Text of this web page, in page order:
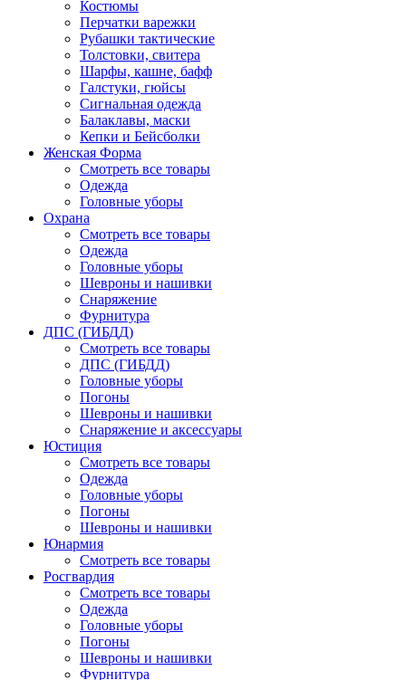
Костюмы
Перчатки варежки
Рубашки тактические
Толстовки, свитера
Шарфы, кашне, бафф
Галстуки, гюйсы
Сигнальная одежда
Балаклавы, маски
Кепки и Бейсболки
Женская Форма
Смотреть все товары
Одежда
Головные уборы
Охрана
Смотреть все товары
Одежда
Головные уборы
Шевроны и нашивки
Снаряжение
Фурнитура
ДПС (ГИБДД)
Смотреть все товары
ДПС (ГИБДД)
Головные уборы
Погоны
Шевроны и нашивки
Снаряжение и аксессуары
Юстиция
Смотреть все товары
Одежда
Головные уборы
Погоны
Шевроны и нашивки
Юнармия
Смотреть все товары
Росгвардия
Смотреть все товары
Одежда
Головные уборы
Погоны
Шевроны и нашивки
Фурнитура